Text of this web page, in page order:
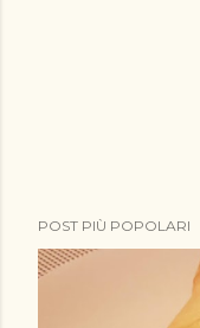
POST PIÙ POPOLARI